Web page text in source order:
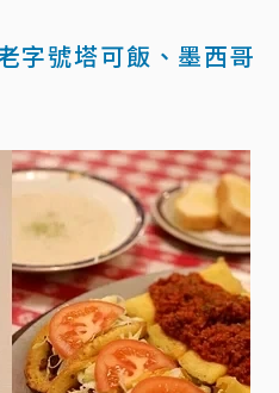
字號塔可飯、墨西哥